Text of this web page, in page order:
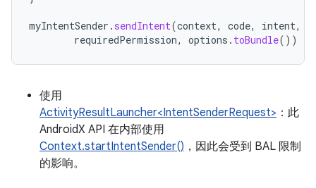
myIntentSender . sendIntent(context, code, intent,
requiredPermission, options . toBundle())
使用
ActivityResultLauncher<IntentSenderRequest> ：此
AndroidX API 在内部使用
Context.startIntentSender() ，因此会受到 BAL 限制
的影响。